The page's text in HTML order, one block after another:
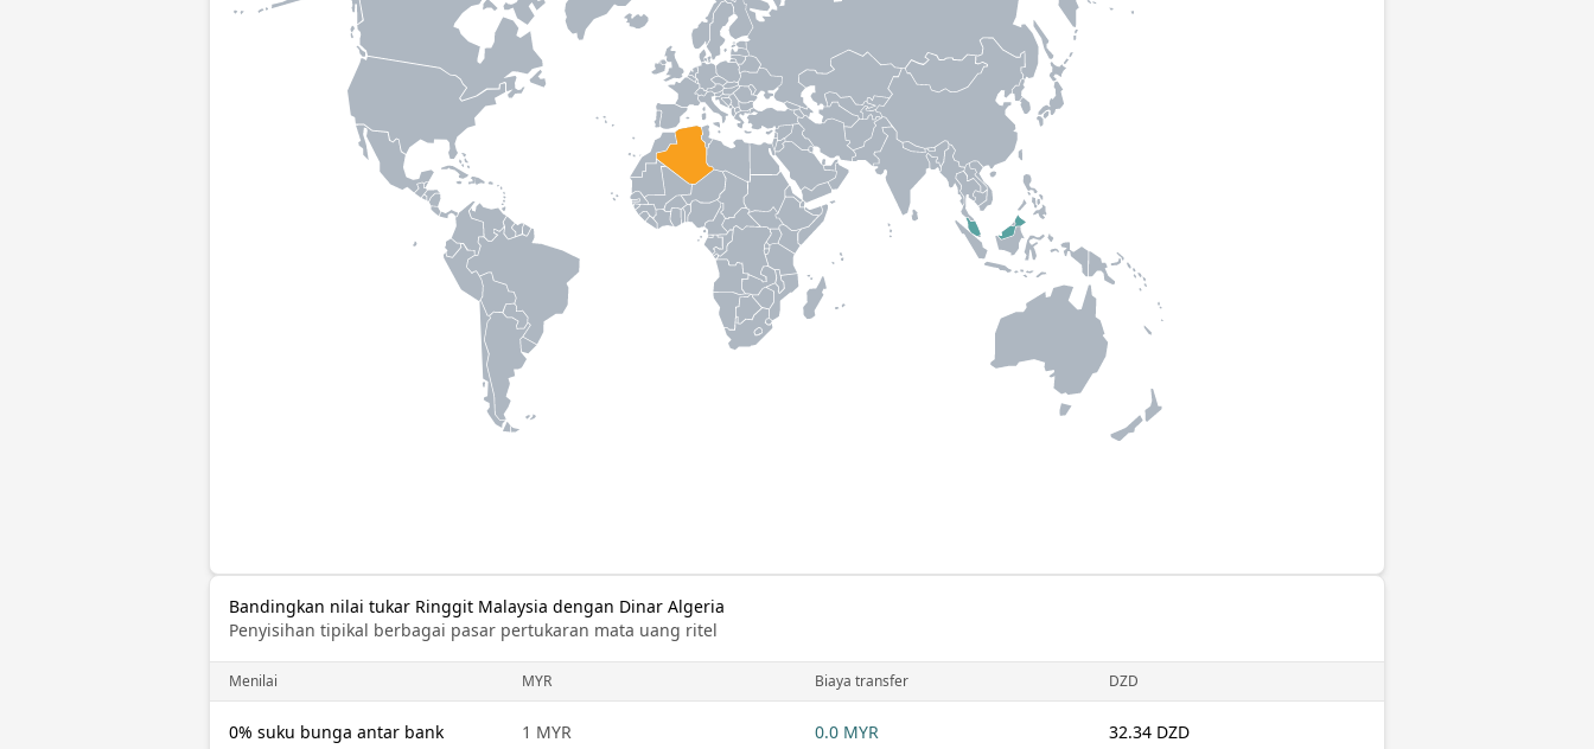
Bandingkan nilai tukar Ringgit Malaysia dengan Dinar Algeria
Penyisihan tipikal berbagai pasar pertukaran mata uang ritel
Menilai MYR Biaya transfer DZD
0% suku bunga antar bank 1 MYR 0.0 MYR 32.34 DZD